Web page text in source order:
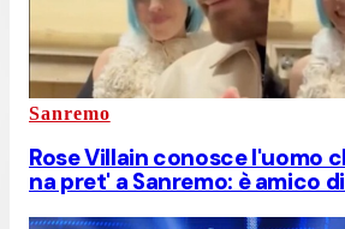
Sanremo
Rose Villain conosce l'uomo
na pret' a Sanremo: è amico